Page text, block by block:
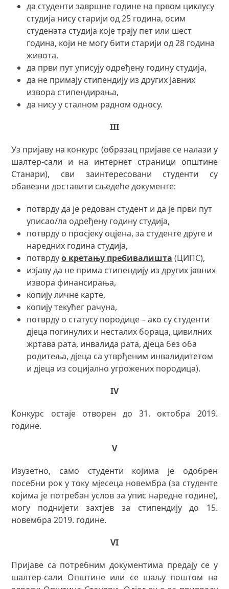
да студенти завршне године на првом циклусу
студија нису старији од 25 година, осим
студената студија које трају пет или шест
година, који не могу бити старији од 28 година
живота,
да први пут уписују одређену годину студија,
да не примају стипендију из других јавних
извора стипендирања,
да нису у сталном радном односу.
III
Уз пријаву на конкурс (образац пријаве се налази у
шалтер-сали и на интернет страници општине
Станари), сви заинтересовани студенти су
обавезни доставити сљедеће документе:
потврду да је редован студент и да је први пут
уписао/ла одређену годину студија,
потврду о просјеку оцјена, за студенте друге и
наредних година студија,
потврдуо кретању пребивалишта (ЦИПС),
изјаву да не прима стипендију из других јавних
извора финансирања,
копију личне карте,
копију текућег рачуна,
потврду о статусу породице – ако су студенти
дјеца погинулих и несталих бораца, цивилних
жртава рата, инвалида рата, дјеца без оба
родитеља, дјеца са утврђеним инвалидитетом
и дјеца из социјално угрожених породица).
IV
Конкурс остаје отворен до 31. октобра 2019.
године.
V
Изузетно, само студенти којима је одобрен
посебни рок у току мјесеца новембра (за студенте
којима је потребан услов за упис наредне године),
могу поднијети захтјев за стипендију до 15.
новембра 2019. године.
VI
Пријаве са потребним документима предају се у
шалтер-сали Општине или се шаљу поштом на